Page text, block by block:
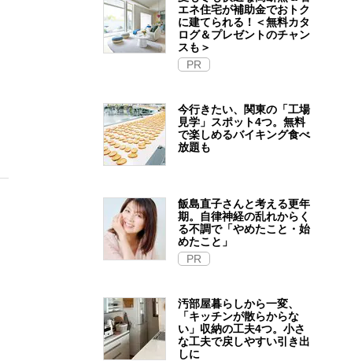
エネ住宅が補助金でおトク
に建てられる！＜無料カタ
ログ＆プレゼントのチャン
スも＞
PR
今行きたい、関東の「工場
見学」スポット4つ。無料
で楽しめるバイキング食べ
放題も
飯島直子さんと考える更年
期。自律神経の乱れからく
る不調で「やめたこと・始
めたこと」
PR
汚部屋暮らしから一変、
「キッチンが散らからな
い」収納の工夫4つ。小さ
な工夫で戻しやすい引き出
しに